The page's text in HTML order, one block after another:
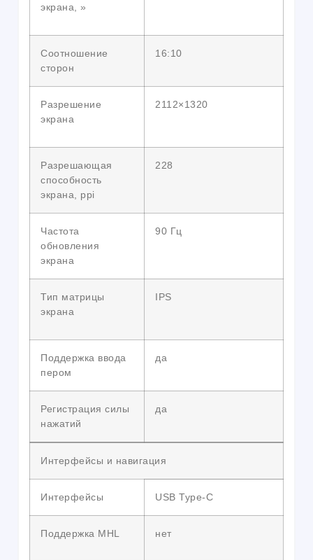
экрана, »
Соотношение
сторон
16:10
Разрешение
экрана
2112×1320
Разрешающая
способность
экрана, ppi
228
Частота
обновления
экрана
90 Гц
Тип матрицы
экрана
IPS
Поддержка ввода
пером
да
Регистрация силы
нажатий
да
Интерфейсы и навигация
Интерфейсы USB Type-C
Поддержка MHL нет